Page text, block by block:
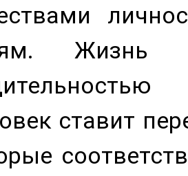
Жизнь
ставит